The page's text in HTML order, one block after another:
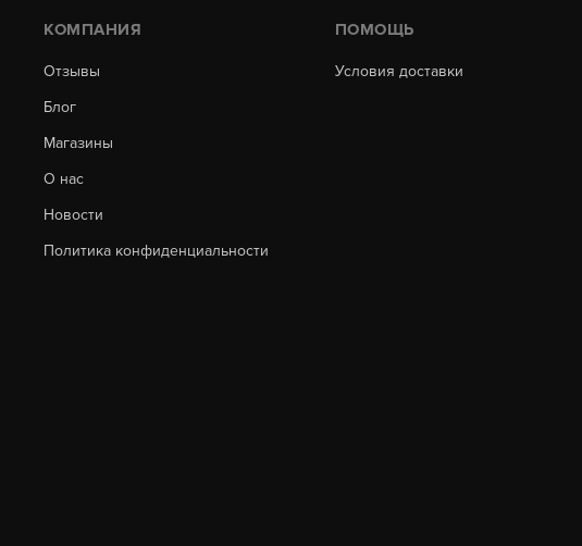
КОМПАНИЯ
Отзывы
Блог
Магазины
О нас
Новости
Политика конфиденциальности
ПОМОЩЬ
Условия доставки